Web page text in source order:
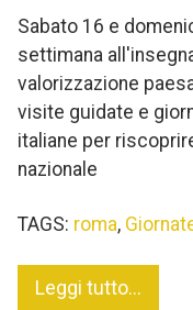
Sabato 16 e
settimana
valorizzazione
visite guidate e
italiane per
nazionale
TAGS: roma,
Leggi tutto...